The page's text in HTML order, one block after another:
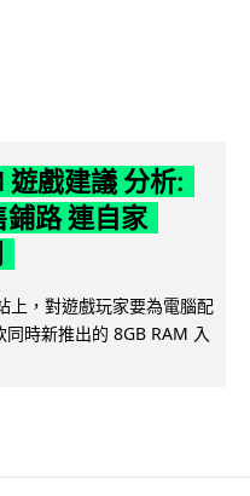
戲建議 分析:
路 連自家
，對遊戲玩家要為電腦配
時新推出的 8GB RAM 入